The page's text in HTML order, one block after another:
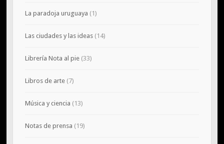
La paradoja uruguaya (1)
Las ciudades y las ideas(14)
Librería Nota al pie(33)
Libros de arte(7)
Música y ciencia (13)
Notas de prensa (19)